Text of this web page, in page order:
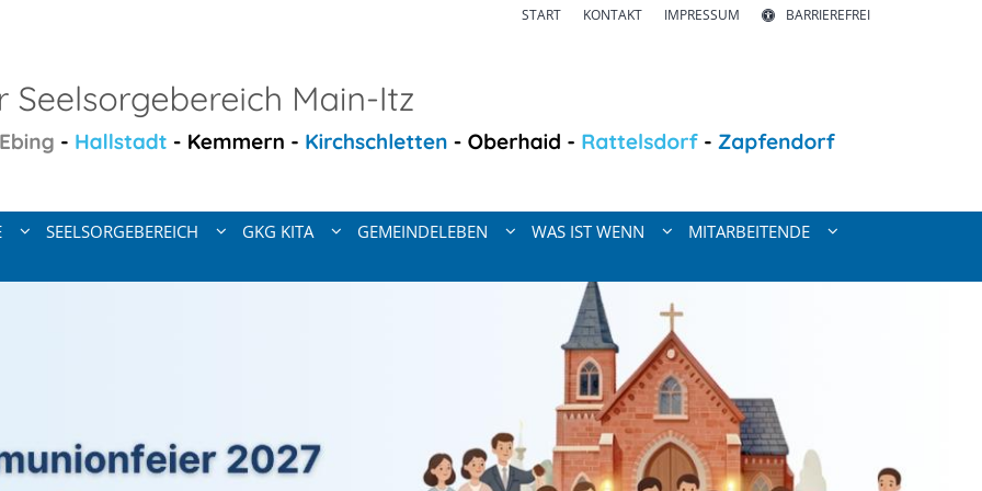
START KONTAKT IMPRESSUM BARRIEREFREI
SEELSORGEBEREICH GKG KITA GEMEINDELEBEN WAS IST WENN
MITARBEITENDE